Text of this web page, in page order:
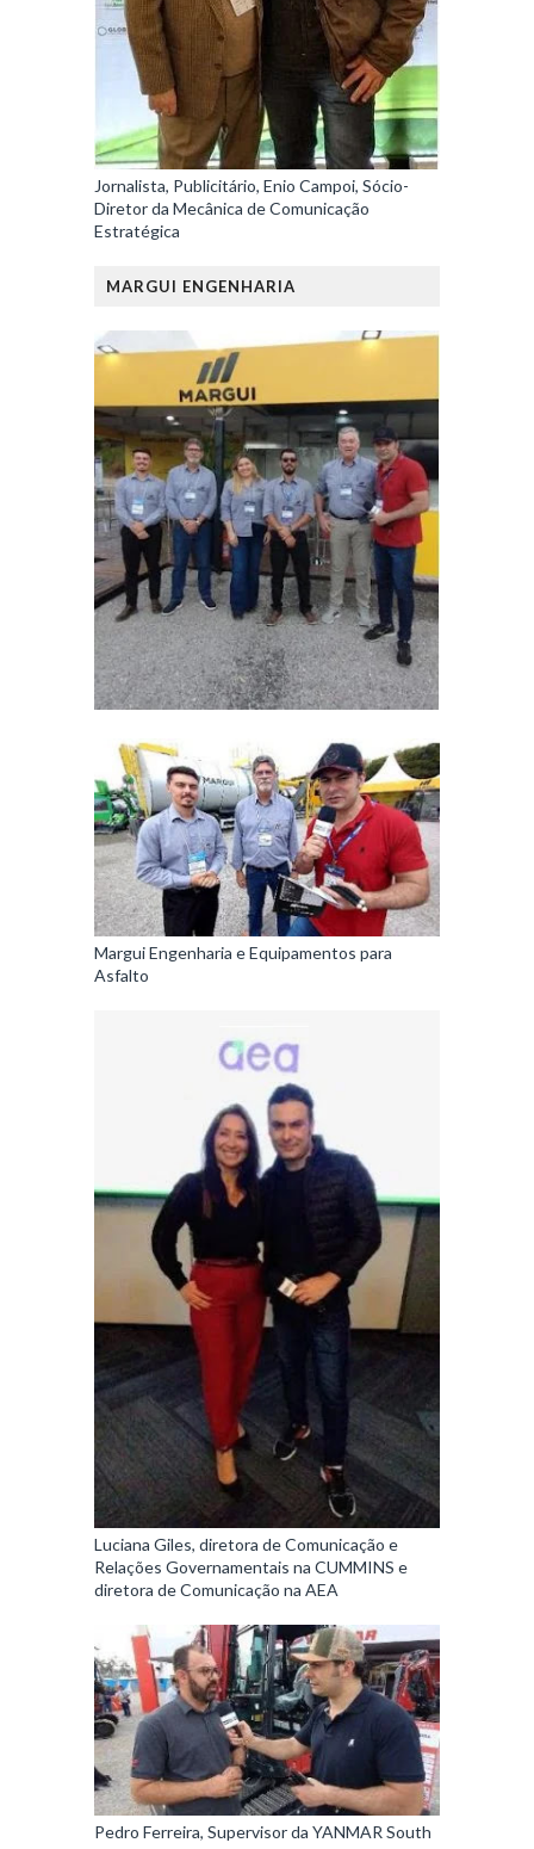
Jornalista, Publicitário, Enio Campoi, Sócio-
Diretor da Mecânica de Comunicação
Estratégica
MARGUI ENGENHARIA
Margui Engenharia e Equipamentos para
Asfalto
Luciana Giles, diretora de Comunicação e
Relações Governamentais na CUMMINS e
diretora de Comunicação na AEA
Pedro Ferreira, Supervisor da YANMAR South